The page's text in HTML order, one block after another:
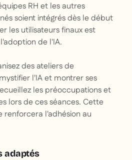
RH et les autres
soient intégrés dès le début
les utilisateurs finaux est
de l'IA.
des ateliers de
l'IA et montrer ses
les préoccupations et
lors de ces séances. Cette
l'adhésion au
adaptés